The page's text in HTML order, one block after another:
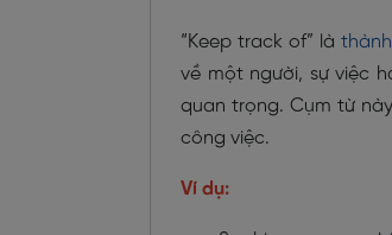
“Keep track of” là
về một người, sự việc
quan trọng. Cụm từ
công việc.
Ví dụ: